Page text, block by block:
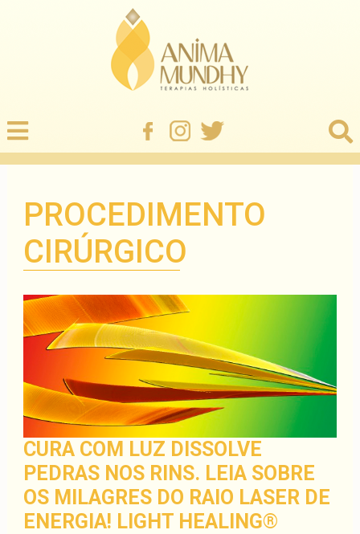
PROCEDIMENTO
CIRÚRGICO
CURA COM LUZ DISSOLVE
PEDRAS NOS RINS. LEIA SOBRE
OS MILAGRES DO RAIO LASER DE
ENERGIA! LIGHT HEALING®